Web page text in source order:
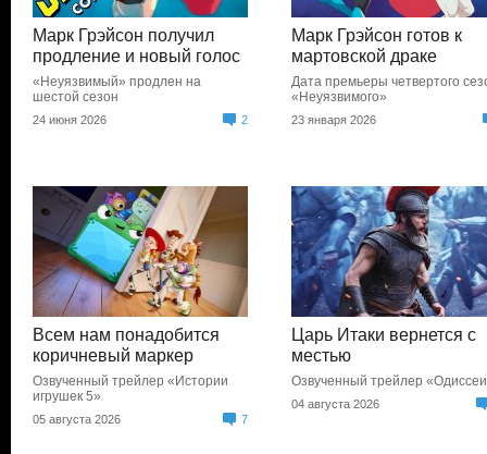
Марк Грэйсон получил
продление и новый голос
«Неуязвимый» продлен на
шестой сезон
24 июня 2026 2
Марк Грэйсон готов к
мартовской драке
Дата премьеры четвертого
«Неуязвимого»
23 января 2026
Всем нам понадобится
коричневый маркер
Озвученный трейлер «Истории
игрушек 5»
05 августа 2026 7
Царь Итаки вернется с
местью
Озвученный трейлер
04 августа 2026